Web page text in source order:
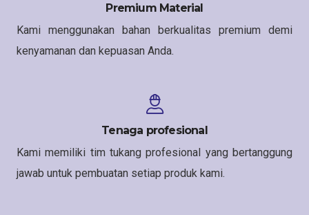
Premium Material
Kami menggunakan bahan berkualitas premium demi
kenyamanan dan kepuasan Anda.
Tenaga profesional
Kami memiliki tim tukang profesional yang bertanggung
jawab untuk pembuatan setiap produk kami.